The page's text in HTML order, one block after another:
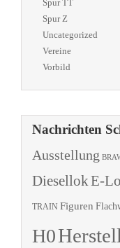
Spur TT
Spur Z
Uncategorized
Vereine
Vorbild
Nachrichten
Ausstellung
DiesellokE-
TRAIN Figuren
H0